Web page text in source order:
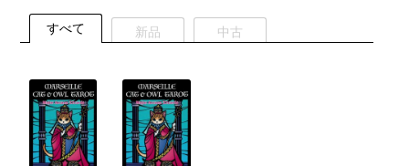
希少品
書籍
カード関連グッズ
すべて 新品 中古